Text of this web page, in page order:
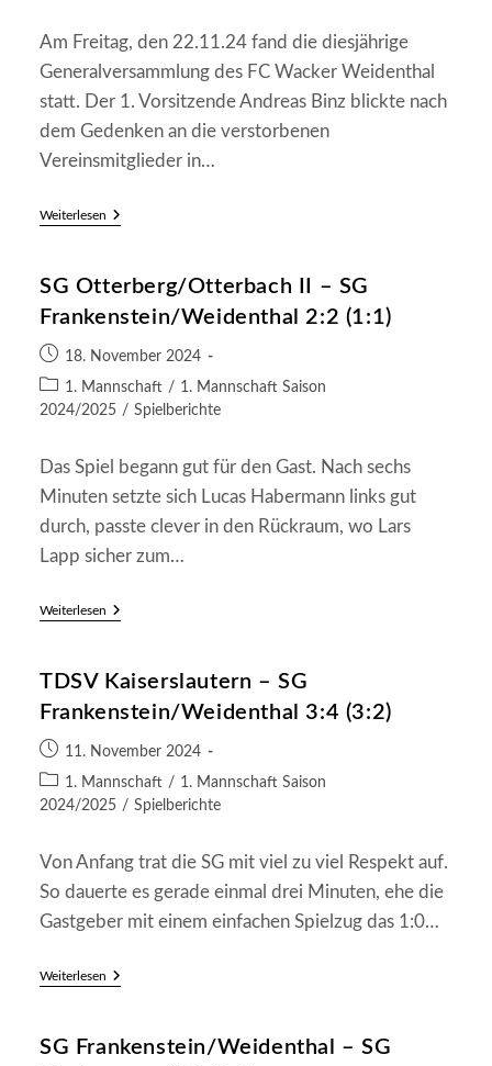
Am Freitag, den 22.11.24 fand die diesjährige
Generalversammlung des FC Wacker Weidenthal
statt. Der 1. Vorsitzende Andreas Binz blickte nach
dem Gedenken an die verstorbenen
Vereinsmitglieder in…
WeiterlesenBericht
SG Otterberg/Otterbach II – SG
Frankenstein/Weidenthal 2:2 (1:1)
Beitrag
veröffentlicht:
18. November 2024
Beitrags-
Kategorie:
1. Mannschaft / 1. Mannschaft Saison
2024/2025 / Spielberichte
Das Spiel begann gut für den Gast. Nach sechs
Minuten setzte sich Lucas Habermann links gut
durch, passte clever in den Rückraum, wo Lars
Lapp sicher zum…
WeiterlesenSG
SG
2:2
TDSV Kaiserslautern – SG
Frankenstein/Weidenthal 3:4 (3:2)
Beitrag
veröffentlicht:
11. November 2024
Beitrags-
Kategorie:
1. Mannschaft / 1. Mannschaft Saison
2024/2025 / Spielberichte
Von Anfang trat die SG mit viel zu viel Respekt auf.
So dauerte es gerade einmal drei Minuten, ehe die
Gastgeber mit einem einfachen Spielzug das 1:0…
WeiterlesenTDSV
Frankenstein/Weidenthal
SG Frankenstein/Weidenthal – SG